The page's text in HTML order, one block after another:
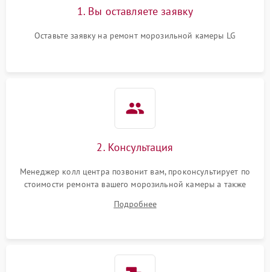
1. Вы оставляете заявку
Оставьте заявку на ремонт морозильной камеры LG
2. Консультация
Менеджер колл центра позвонит вам, проконсультирует по
стоимости ремонта вашего морозильной камеры а также
Подробнее